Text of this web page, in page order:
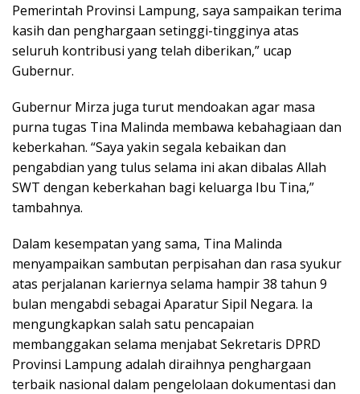
Pemerintah Provinsi Lampung, saya sampaikan terima
kasih dan penghargaan setinggi-tingginya atas
seluruh kontribusi yang telah diberikan,” ucap
Gubernur.
Gubernur Mirza juga turut mendoakan agar masa
purna tugas Tina Malinda membawa kebahagiaan dan
keberkahan. “Saya yakin segala kebaikan dan
pengabdian yang tulus selama ini akan dibalas Allah
SWT dengan keberkahan bagi keluarga Ibu Tina,”
tambahnya.
Dalam kesempatan yang sama, Tina Malinda
menyampaikan sambutan perpisahan dan rasa syukur
atas perjalanan kariernya selama hampir 38 tahun 9
bulan mengabdi sebagai Aparatur Sipil Negara. Ia
mengungkapkan salah satu pencapaian
membanggakan selama menjabat Sekretaris DPRD
Provinsi Lampung adalah diraihnya penghargaan
terbaik nasional dalam pengelolaan dokumentasi dan